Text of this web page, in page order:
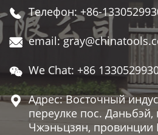
 Телефон: +86-
 email:
 We Chat: +86
 Адрес: Восточный
переулке пос. Даньбэй,
Чжэньцзян, провинции